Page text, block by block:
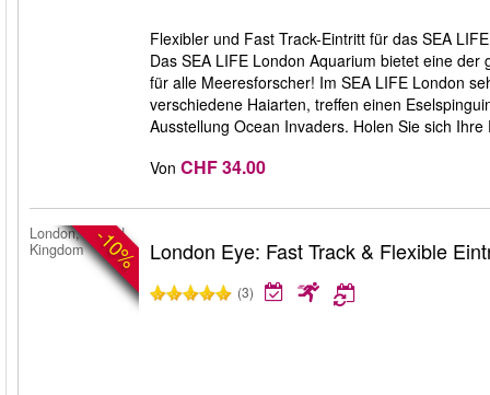
Flexibler und Fast Track-Eintritt für das SEA
Das SEA LIFE London Aquarium bietet eine
für alle Meeresforscher! Im SEA LIFE London
verschiedene Haiarten, treffen einen
Ausstellung Ocean Invaders. Holen Sie sich
Von CHF 34.00
-10%
London, United
Kingdom
London Eye: Fast Track & Flexible
(3)